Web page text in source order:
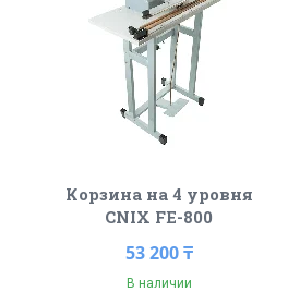
Корзина на 4 уровня
CNIX FE-800
53 200 ₸
В наличии